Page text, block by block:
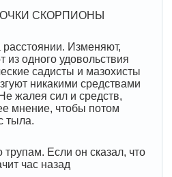
СКОРПИОНЫ
Изменяют,
из одного удовольствия
садисты и мазохисты
никакими средствами
жалея сил и средств,
мнение, чтобы потом
тыла.
трупам. Если он сказал, что
час назад